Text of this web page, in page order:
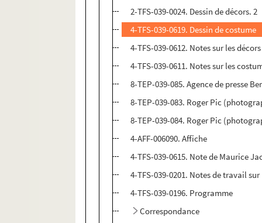
2-TFS-039-0024. Dessin de décors. 2
4-TFS-039-0619. Dessin de costume
4-TFS-039-0612. Notes sur les décors
4-TFS-039-0611. Notes sur les
8-TEP-039-085. Agence de presse
8-TEP-039-083. Roger Pic
8-TEP-039-084. Roger Pic
4-AFF-006090. Affiche
4-TFS-039-0615. Note de Maurice
4-TFS-039-0201. Notes de travail
4-TFS-039-0196. Programme
Correspondance